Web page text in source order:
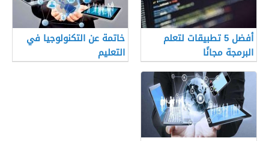
أفضل 5 تطبيقات لتعلم
البرمجة مجانًا
خاتمة عن التكنولوجيا في
التعليم